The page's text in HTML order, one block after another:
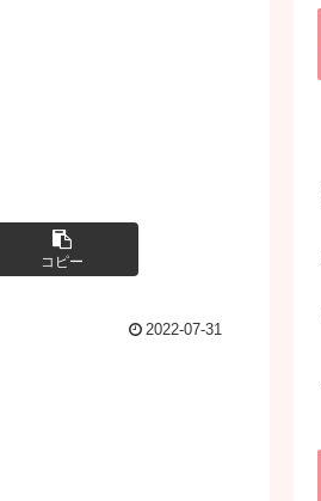
コピー
2022-07-31